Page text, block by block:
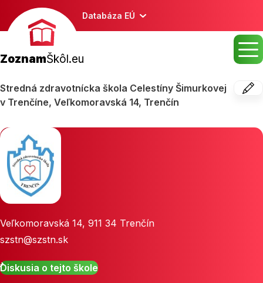
Databáza EÚ
ZoznamŠkôl.eu
Stredná zdravotnícka škola Celestíny Šimurkovej
v Trenčíne, Veľkomoravská 14, Trenčín
Veľkomoravská 14, 911 34 Trenčín
szstn@szstn.sk
Diskusia o tejto škole